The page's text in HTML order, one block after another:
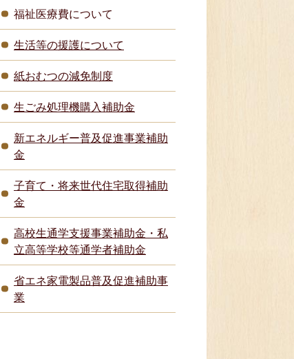
福祉医療費について
生活等の援護について
紙おむつの減免制度
生ごみ処理機購入補助金
新エネルギー普及促進事業補助
金
子育て・将来世代住宅取得補助
金
高校生通学支援事業補助金・私
立高等学校等通学者補助金
省エネ家電製品普及促進補助事
業